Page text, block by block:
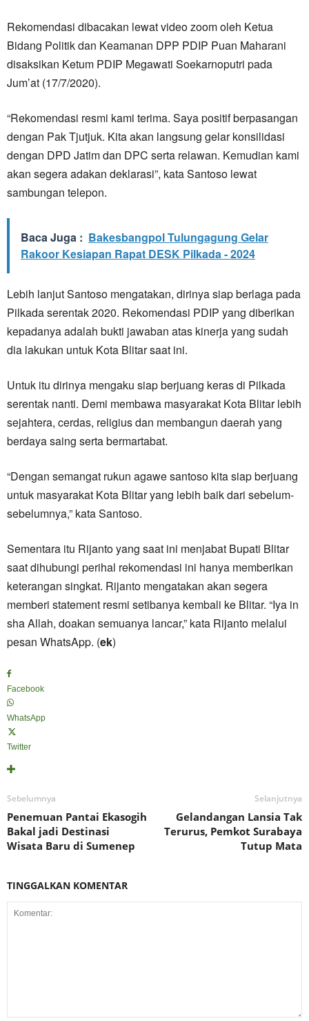
Rekomendasi dibacakan lewat video zoom oleh Ketua
Bidang Politik dan Keamanan DPP PDIP Puan Maharani
disaksikan Ketum PDIP Megawati Soekarnoputri pada
Jum’at (17/7/2020).
“Rekomendasi resmi kami terima. Saya positif berpasangan
dengan Pak Tjutjuk. Kita akan langsung gelar konsilidasi
dengan DPD Jatim dan DPC serta relawan. Kemudian kami
akan segera adakan deklarasi”, kata Santoso lewat
sambungan telepon.
Baca Juga : Bakesbangpol Tulungagung Gelar
Rakoor Kesiapan Rapat DESK Pilkada - 2024
Lebih lanjut Santoso mengatakan, dirinya siap berlaga pada
Pilkada serentak 2020. Rekomendasi PDIP yang diberikan
kepadanya adalah bukti jawaban atas kinerja yang sudah
dia lakukan untuk Kota Blitar saat ini.
Untuk itu dirinya mengaku siap berjuang keras di Pilkada
serentak nanti. Demi membawa masyarakat Kota Blitar lebih
sejahtera, cerdas, religius dan membangun daerah yang
berdaya saing serta bermartabat.
“Dengan semangat rukun agawe santoso kita siap berjuang
untuk masyarakat Kota Blitar yang lebih baik dari sebelum-
sebelumnya,” kata Santoso.
Sementara itu Rijanto yang saat ini menjabat Bupati Blitar
saat dihubungi perihal rekomendasi ini hanya memberikan
keterangan singkat. Rijanto mengatakan akan segera
memberi statement resmi setibanya kembali ke Blitar. “Iya in
sha Allah, doakan semuanya lancar,” kata Rijanto melalui
pesan WhatsApp. (ek)
Facebook
WhatsApp
Twitter
Sebelumnya
Penemuan Pantai Ekasogih
Bakal jadi Destinasi
Wisata Baru di Sumenep
Selanjutnya
Gelandangan Lansia Tak
Terurus, Pemkot Surabaya
Tutup Mata
TINGGALKAN KOMENTAR